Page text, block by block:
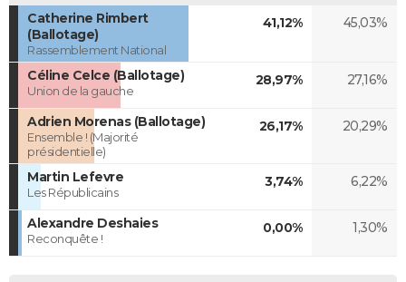
Catherine Rimbert
(Ballotage)
Rassemblement National
41,12% 45,03%
Céline Celce (Ballotage)
Union de la gauche
28,97% 27,16%
Adrien Morenas (Ballotage)
Ensemble ! (Majorité
présidentielle)
26,17% 20,29%
Martin Lefevre
Les Républicains
3,74% 6,22%
Alexandre Deshaies
Reconquête !
0,00% 1,30%